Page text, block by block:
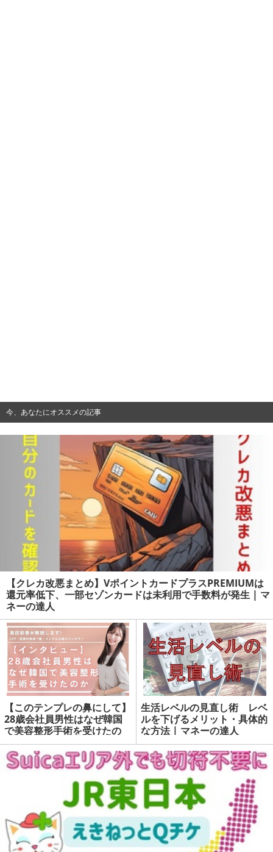
今、あなたにオススメの記事
【クレカ改悪まとめ】VポイントカードプラスPREMIUMは
還元率低下、一部セゾンカードは未利用で手数料が発生 | マ
ネーの達人
【このテンプレの鼻にして】
28歳会社員男性はなぜ韓国
で美容整形手術を受けたの
か 日本とは異なる必要な資
金・メンタルとは | マネーの
達人
生活レベルの見直し術 レベ
ルを下げるメリット・具体的
な方法 | マネーの達人